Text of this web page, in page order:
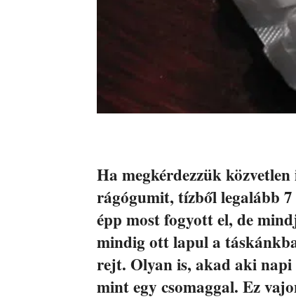
Ha megkérdezzük
rágógumit, tízből legalább
épp most fogyott el, de
mindig ott lapul a
rejt. Olyan is, akad aki napi
mint egy csomaggal. Ez